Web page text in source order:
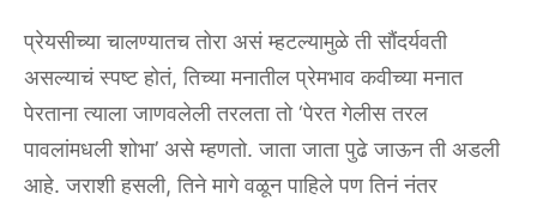
प्रेयसीच्या चालण्यातच तोरा असं म्हटल्यामुळे ती सौंदर्यवती
असल्याचं स्पष्ट होतं, तिच्या मनातील प्रेमभाव कवीच्या मनात
पेरताना त्याला जाणवलेली तरलता तो ‘पेरत गेलीस तरल
पावलांमधली शोभा’ असे म्हणतो. जाता जाता पुढे जाऊन ती अडली
आहे. जराशी हसली, तिने मागे वळून पाहिले पण तिनं नंतर